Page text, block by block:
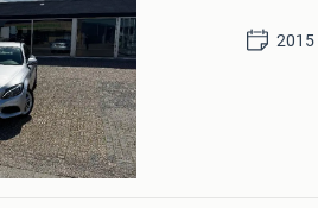
Favorieten
2015